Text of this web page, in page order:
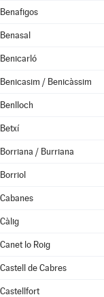
Benafigos
Benasal
Benicarló
Benicasim / Benicàssim
Benlloch
Betxí
Borriana / Burriana
Borriol
Cabanes
Càlig
Canet lo Roig
Castell de Cabres
Castellfort